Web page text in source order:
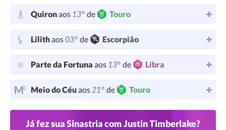
Quironaos 13° de Touro
Lilithaos03° de Escorpião
Parte da Fortuna aos 13° de Libra
Meio do Céuaos21° de Touro
Já fez sua Sinastria com Justin Timberlake?